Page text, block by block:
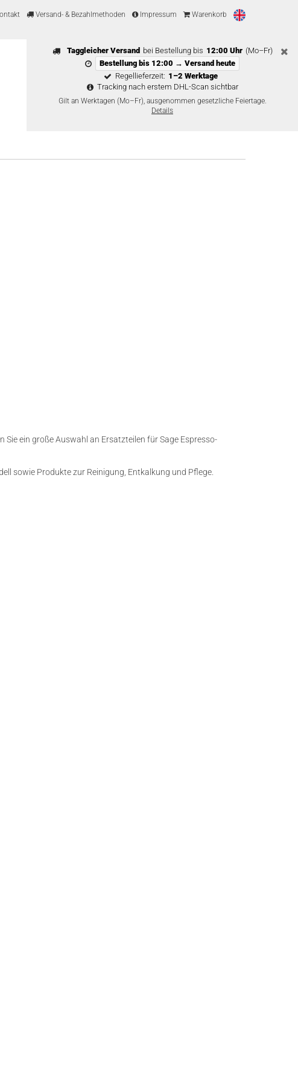
Versand- & Bezahlmethoden Impressum Warenkorb
Taggleicher Versand bei Bestellung bis 12:00 Uhr (Mo–Fr)
Bestellung bis 12:00 → Versand heute
Regellieferzeit: 1–2 Werktage
Tracking nach erstem DHL-Scan sichtbar
Gilt an Werktagen (Mo–Fr), ausgenommen gesetzliche Feiertage.
Details
Sie ein große Auswahl an Ersatzteilen für Sage Espresso-
sowie Produkte zur Reinigung, Entkalkung und Pflege.